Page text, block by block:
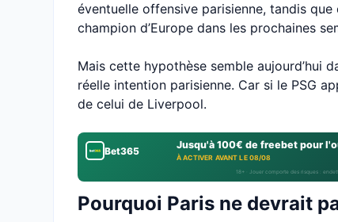
éventuelle offensive parisienne, tandis
champion d’Europe dans les prochaines
Mais cette hypothèse semble aujourd’hui
réelle intention parisienne. Car si le PSG
de celui de Liverpool.
Bet365 Jusqu'à 100€ de freebet pour
À ACTIVER AVANT LE 08/08
18+ · Jouer comporte des risques :
Pourquoi Paris ne devrait